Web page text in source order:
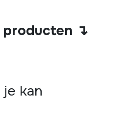
producten ↴
kan